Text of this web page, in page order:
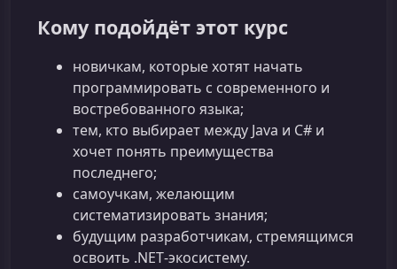
Кому подойдёт этот курс
новичкам, которые хотят начать
программировать с современного и
востребованного языка;
тем, кто выбирает между Java и C# и
хочет понять преимущества
последнего;
самоучкам, желающим
систематизировать знания;
будущим разработчикам, стремящимся
освоить .NET‑экосистему.